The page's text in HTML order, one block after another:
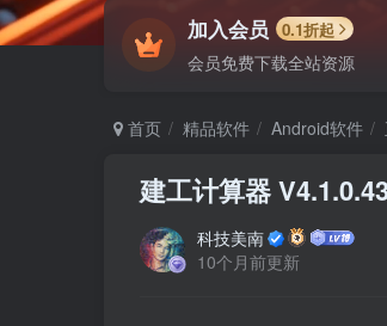
加入会员 0.1折起
会员免费下载全站资源
首页 精品软件 Android软件
建工计算器
科技美南
10个月前更新